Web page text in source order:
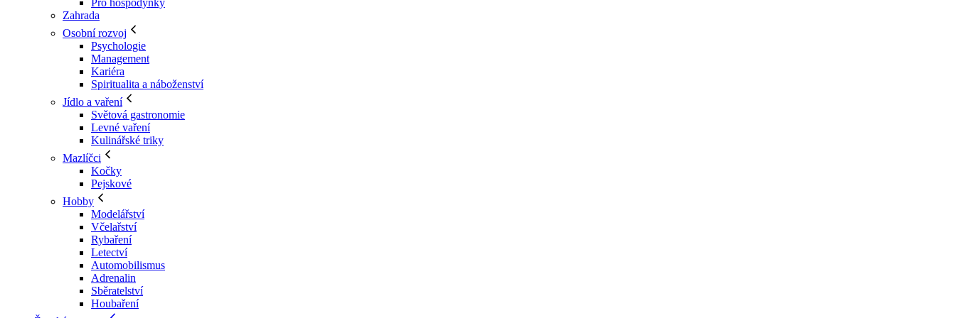
Pro hospodyňky
Zahrada
Osobní rozvoj
Psychologie
Management
Kariéra
Spiritualita a náboženství
Jídlo a vaření
Světová gastronomie
Levné vaření
Kulinářské triky
Mazlíčci
Kočky
Pejskové
Hobby
Modelářství
Včelařství
Rybaření
Letectví
Automobilismus
Adrenalin
Sběratelství
Houbaření